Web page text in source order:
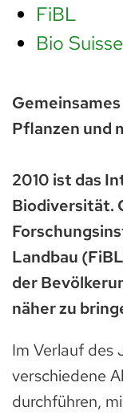
FiBL
Bio Suisse
Pflanzen und
2010 ist das
Biodiversität.
Landbau
der
näher zu
Im Verlauf des
verschiedene
durchführen,